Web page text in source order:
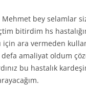
Mehmet bey selamlar
bitirdim hs
ara vermeden
amaliyat oldum
bu hastalık